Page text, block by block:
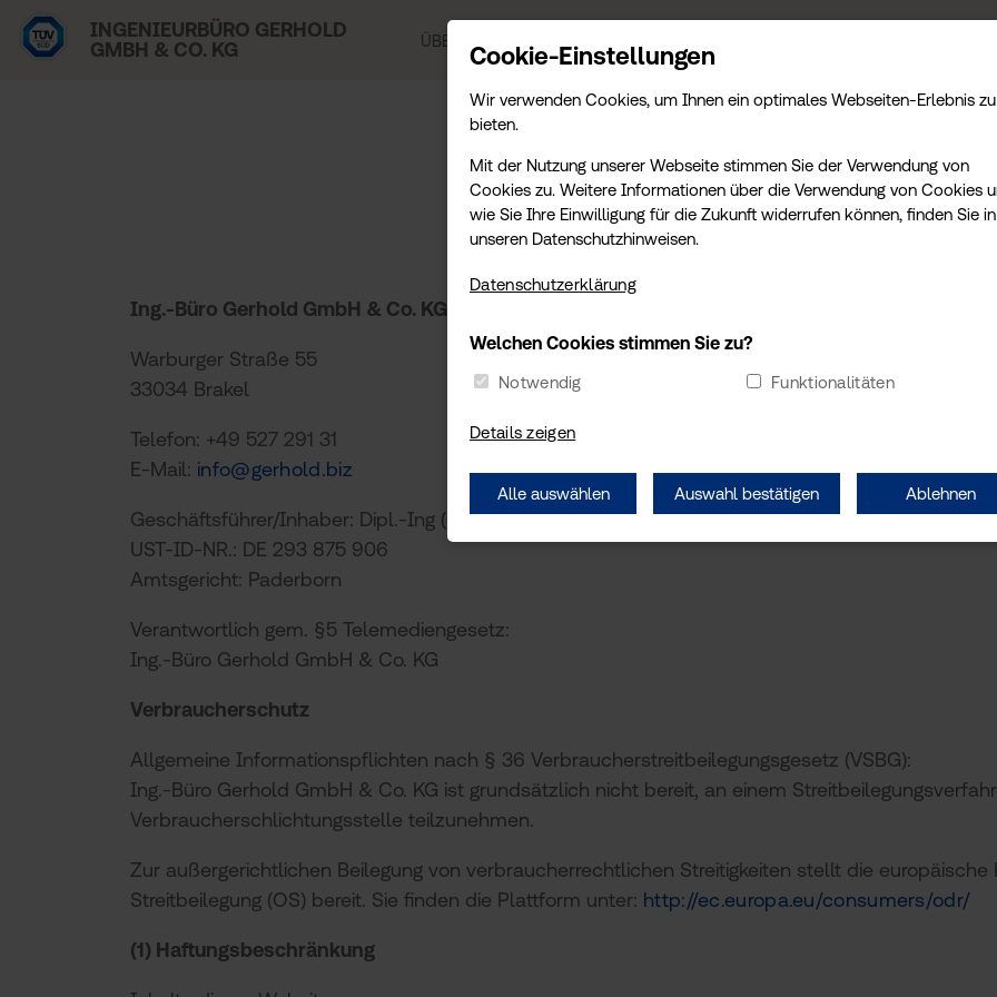
INGENIEURBÜRO GERHOLD
GMBH & CO. KG
ÜBER UNS
IMPRESSUM
Ing.-Büro Gerhold GmbH & Co. KG
Warburger Straße 55
33034 Brakel
Telefon: +49 527 291 31
E-Mail: info@gerhold.biz
Geschäftsführer/Inhaber: Dipl.-Ing (FH) Frank Weber
UST-ID-NR.: DE 293 875 906
Amtsgericht: Paderborn
Verantwortlich gem. §5 Telemediengesetz:
Ing.-Büro Gerhold GmbH & Co. KG
Verbraucherschutz
Allgemeine Informationspflichten nach § 36 Verbraucherstreitbeilegungsgesetz (VSBG):
Ing.-Büro Gerhold GmbH & Co. KG ist grundsätzlich nicht bereit, an einem
Verbraucherschlichtungsstelle teilzunehmen.
Zur außergerichtlichen Beilegung von verbraucherrechtlichen Streitigkeiten stellt die
Streitbeilegung (OS) bereit. Sie finden die Plattform unter: http://ec.europa.eu/consumers/odr/
(1) Haftungsbeschränkung
Cookie-Einstellungen
Wir verwenden Cookies, um Ihnen ein optimales Webseiten-Erlebnis zu
bieten.
Mit der Nutzung unserer Webseite stimmen Sie der Verwendung von
Cookies zu. Weitere Informationen über die Verwendung von Cookies
wie Sie Ihre Einwilligung für die Zukunft widerrufen können, finden Sie in
unseren Datenschutzhinweisen.
Datenschutzerklärung
Welchen Cookies stimmen Sie zu?
Notwendig Funktionalitäten
Details zeigen
Alle auswählen Auswahl bestätigen Ablehnen